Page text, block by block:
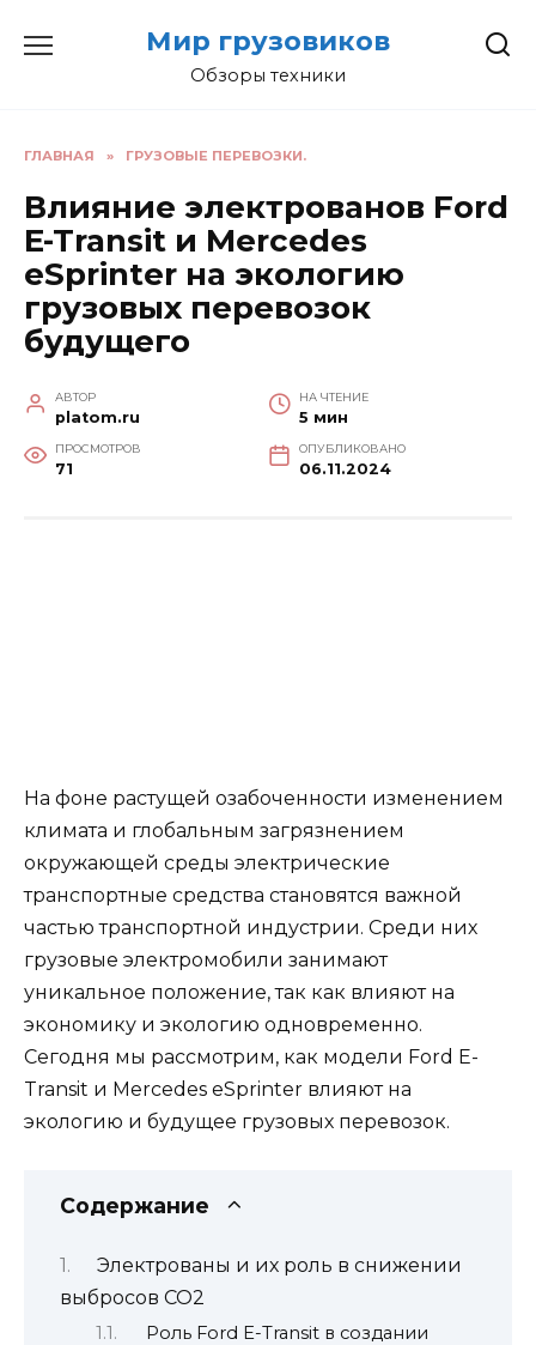
Мир грузовиков
Обзоры техники
ГЛАВНАЯ » ГРУЗОВЫЕ ПЕРЕВОЗКИ.
Влияние электрованов Ford
E-Transit и Mercedes
eSprinter на экологию
грузовых перевозок
будущего
АВТОР
platom.ru
НА ЧТЕНИЕ
5 мин
ПРОСМОТРОВ
71
ОПУБЛИКОВАНО
06.11.2024
На фоне растущей озабоченности изменением
климата и глобальным загрязнением
окружающей среды электрические
транспортные средства становятся важной
частью транспортной индустрии. Среди них
грузовые электромобили занимают
уникальное положение, так как влияют на
экономику и экологию одновременно.
Сегодня мы рассмотрим, как модели Ford E-
Transit и Mercedes eSprinter влияют на
экологию и будущее грузовых перевозок.
Содержание
Электрованы и их роль в снижении
выбросов CO2
Роль Ford E-Transit в создании